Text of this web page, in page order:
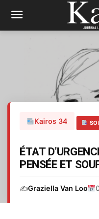
Kairos 34
ÉTAT
PENSÉE ET
✍️Graziella Van Loo